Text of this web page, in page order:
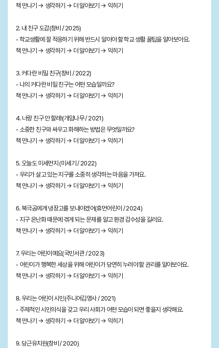
책 만나기 → 생각하기 → 더 알아보기 → 익히기
2. 내 친구 도감(창비 / 2025)
- 학교생활에 잘 적응하기 위해 반드시 알아야 할 학교 생활 꿀팁을 알아보아요.
책 만나기 → 생각하기 → 더 알아보기 → 익히기
3. 커다란 비밀 친구(창비 / 2022)
- 나의 커다란 비밀 친구는 어떤 모습일까요?
책 만나기 → 생각하기 → 더 알아보기 → 익히기
4. 너랑 친구 안 할래!(개암나무 / 2021)
- 소중한 친구와 싸우고 화해하는 방법은 무엇일까요?
책 만나기 → 생각하기 → 더 알아보기 → 익히기
5. 오늘도 미세먼지 (미세기 / 2022)
- 우리가 살고 있는 지구를 소중히 생각하는 마음을 가져요.
책 만나기 → 생각하기 → 더 알아보기 → 익히기
6. 북극곰에게 냉장고를 보내야겠어(휴먼어린이 / 2024)
- 지구 온난화 때문에 겪게 되는 문제를 알고 환경 감수성을 길러요.
책 만나기 → 생각하기 → 더 알아보기 → 익히기
7. 우리는 어린이예요(국민서관 / 2023)
- 어린이가 행복한 세상을 위해 어린이가 당연히 누려야 할 권리를 알아보아요.
책 만나기 → 생각하기 → 더 알아보기 → 익히기
8. 우리는 어린이 시민(주니어김영사 / 2021)
- 주제척인 시민의식을 갖고 우리 사회가 어떤 모습이 되면 좋을지 생각해요.
책 만나기 → 생각하기 → 더 알아보기 → 익히기
9. 당근유치원(창비 / 2020)